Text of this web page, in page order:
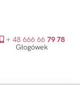
+ 48 666 66 79 78
Głogówek